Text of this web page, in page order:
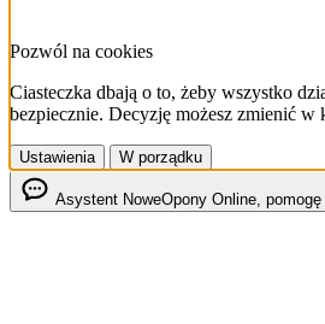
Pozwól na cookies
Ciasteczka dbają o to, żeby wszystko
bezpiecznie. Decyzję możesz zmienić w
Ustawienia W porządku
Asystent NoweOpony Online,